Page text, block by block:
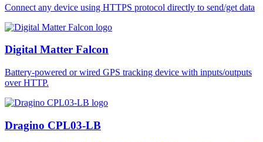
Connect any device using HTTPS protocol directly to send/get data
Digital Matter Falcon
Battery-powered or wired GPS tracking device with inputs/outputs
over HTTP.
Dragino CPL03-LB